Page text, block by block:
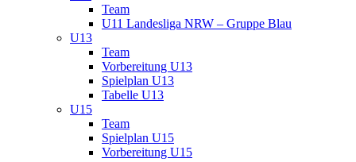
Team
U11 Landesliga NRW – Gruppe Blau
U13
Team
Vorbereitung U13
Spielplan U13
Tabelle U13
U15
Team
Spielplan U15
Vorbereitung U15